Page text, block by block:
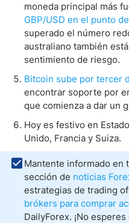
moneda principal más
GBP/USD en el punto
superado el número
australiano también
sentimiento de riesgo.
Bitcoin sube por tercer
encontrar soporte por
que comienza a dar un
Hoy es festivo en
Unido, Francia y Suiza.
Mantente informado en
sección de noticias
estrategias de trading
brókers para comprar
DailyForex. ¡No esperes